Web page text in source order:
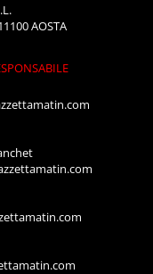
AOSTA